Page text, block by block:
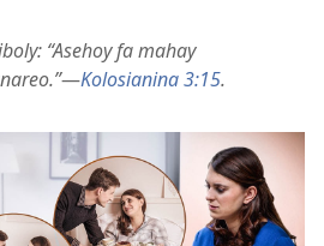
“Asehoy fa mahay
—Kolosianina 3:15.